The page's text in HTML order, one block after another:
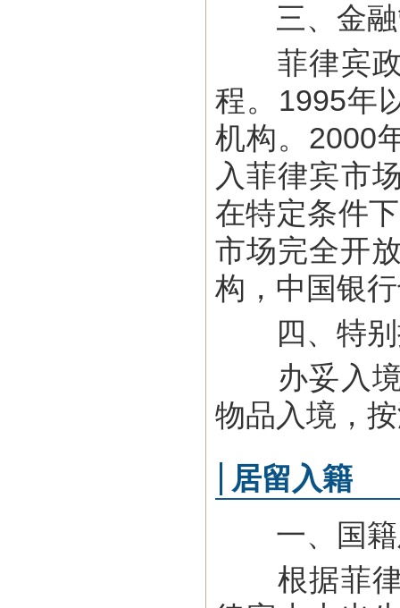
三、金融
菲律宾政
程。1995年
机构。2000
入菲律宾市
在特定条件
市场完全开
构，中国银
四、特别
办妥入境
物品入境，
居留入籍
一、国籍
根据菲律